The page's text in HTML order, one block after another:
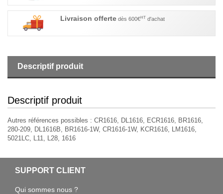
Livraison offerte dès 600€HT d'achat
Descriptif produit
Descriptif produit
Autres références possibles : CR1616, DL1616, ECR1616, BR1616,
280-209, DL1616B, BR1616-1W, CR1616-1W, KCR1616, LM1616,
5021LC, L11, L28, 1616
SUPPORT CLIENT
Qui sommes nous ?